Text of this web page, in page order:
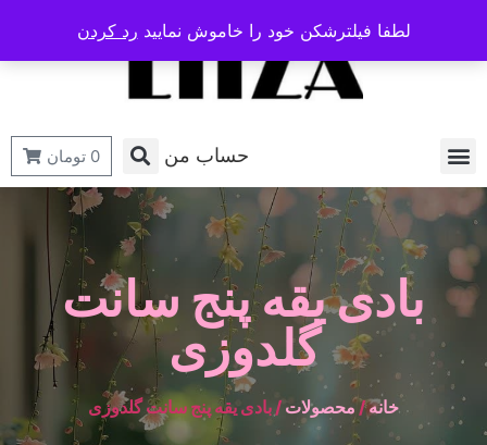
حساب من 0 تومان
بادی یقه پنج سانت
گلدوزی
خانه/محصولات/ بادی یقه پنج سانت گلدوزی
لطفا فیلترشکن خود را خاموش نمایید رد کردن